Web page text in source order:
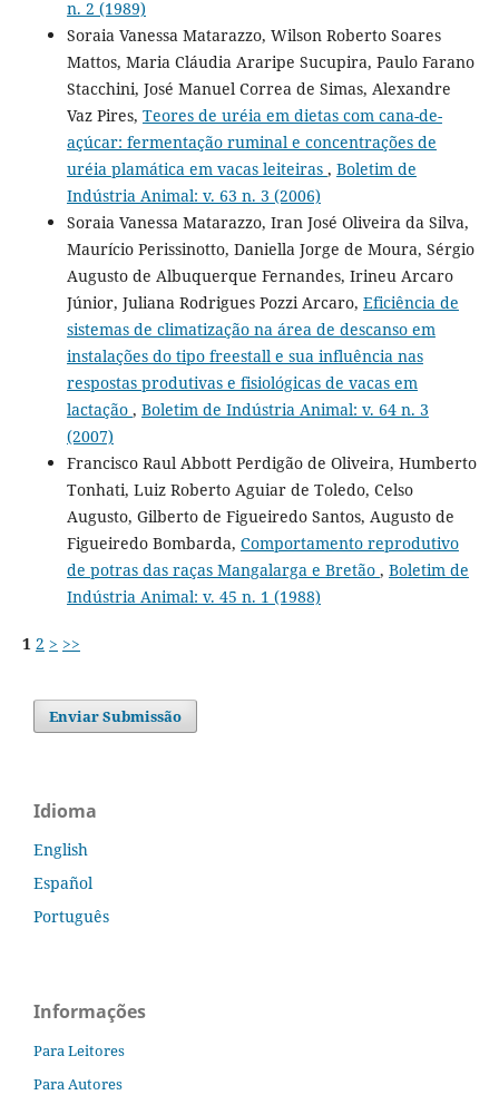
n. 2 (1989)
Soraia Vanessa Matarazzo, Wilson Roberto Soares
Mattos, Maria Cláudia Araripe Sucupira, Paulo Farano
Stacchini, José Manuel Correa de Simas, Alexandre
Vaz Pires, Teores de uréia em dietas com cana-de-
açúcar: fermentação ruminal e concentrações de
uréia plamática em vacas leiteiras , Boletim de
Indústria Animal: v. 63 n. 3 (2006)
Soraia Vanessa Matarazzo, Iran José Oliveira da Silva,
Maurício Perissinotto, Daniella Jorge de Moura, Sérgio
Augusto de Albuquerque Fernandes, Irineu Arcaro
Júnior, Juliana Rodrigues Pozzi Arcaro, Eficiência de
sistemas de climatização na área de descanso em
instalações do tipo freestall e sua influência nas
respostas produtivas e fisiológicas de vacas em
lactação , Boletim de Indústria Animal: v. 64 n. 3
(2007)
Francisco Raul Abbott Perdigão de Oliveira, Humberto
Tonhati, Luiz Roberto Aguiar de Toledo, Celso
Augusto, Gilberto de Figueiredo Santos, Augusto de
Figueiredo Bombarda, Comportamento reprodutivo
de potras das raças Mangalarga e Bretão , Boletim de
Indústria Animal: v. 45 n. 1 (1988)
1 2 > >>
Enviar Submissão
Idioma
English
Español
Português
Informações
Para Leitores
Para Autores